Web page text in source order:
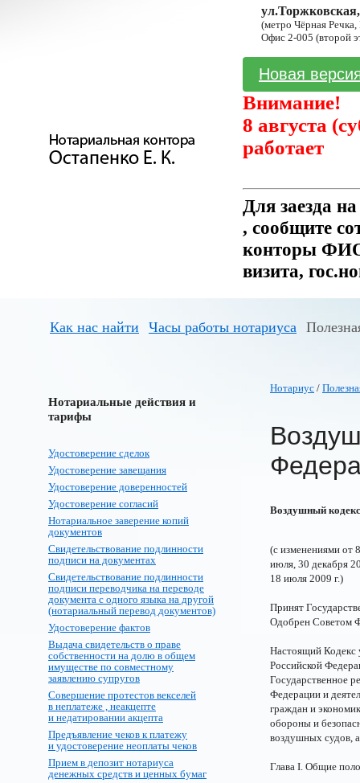
(метро Чёрная
Офис 2-005 (второй
Новая
Внимание!
8 августа
работает
Для заезда
, сообщите
конторы ФИО
визита,
Как нас найти Часы работы нотариуса
Нотариальные действия и
тарифы
Удостоверение сделок
Удостоверение завещания
Удостоверение доверенностей
Удостоверение согласий
Нотариальное заверение копий
документов
Свидетельствование подлинности
подписи на документах
Свидетельствование подлинности
подписи переводчика на переводе
документа с одного языка на другой
(нотариальный перевод документов)
Удостоверение фактов
Выдача свидетельств о праве
собственности на долю в общем
имуществе по совместному
заявлению супругов
Совершение протестов векселей
в неплатеже , неакцепте
и недатировании акцепта
Предъявление чеков к платежу
и удостоверение неоплаты чеков
Прием в депозит нотариуса
денежных средств и ценных бумаг
Нотариус /
Воздушный
(с изменениями от
июля, 30 декабря
18 июля 2009 г.)
Принят
Одобрен Советом
Настоящий Кодекс
Российской
Государственное
Федерации и
граждан и
обороны и
воздушных судов,
Глава I. Общие